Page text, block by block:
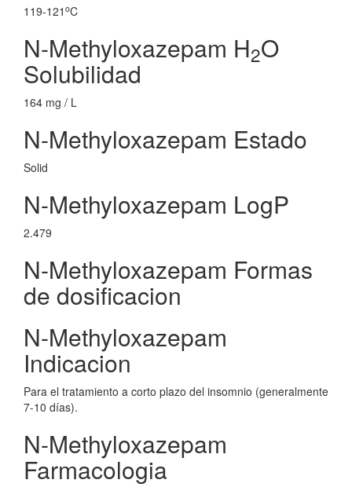
119-121 oC
N-Methyloxazepam H2O
Solubilidad
164 mg / L
N-Methyloxazepam Estado
Solid
N-Methyloxazepam LogP
2.479
N-Methyloxazepam Formas
de dosificacion
N-Methyloxazepam
Indicacion
Para el tratamiento a corto plazo del insomnio (generalmente
7-10 días).
N-Methyloxazepam
Farmacologia